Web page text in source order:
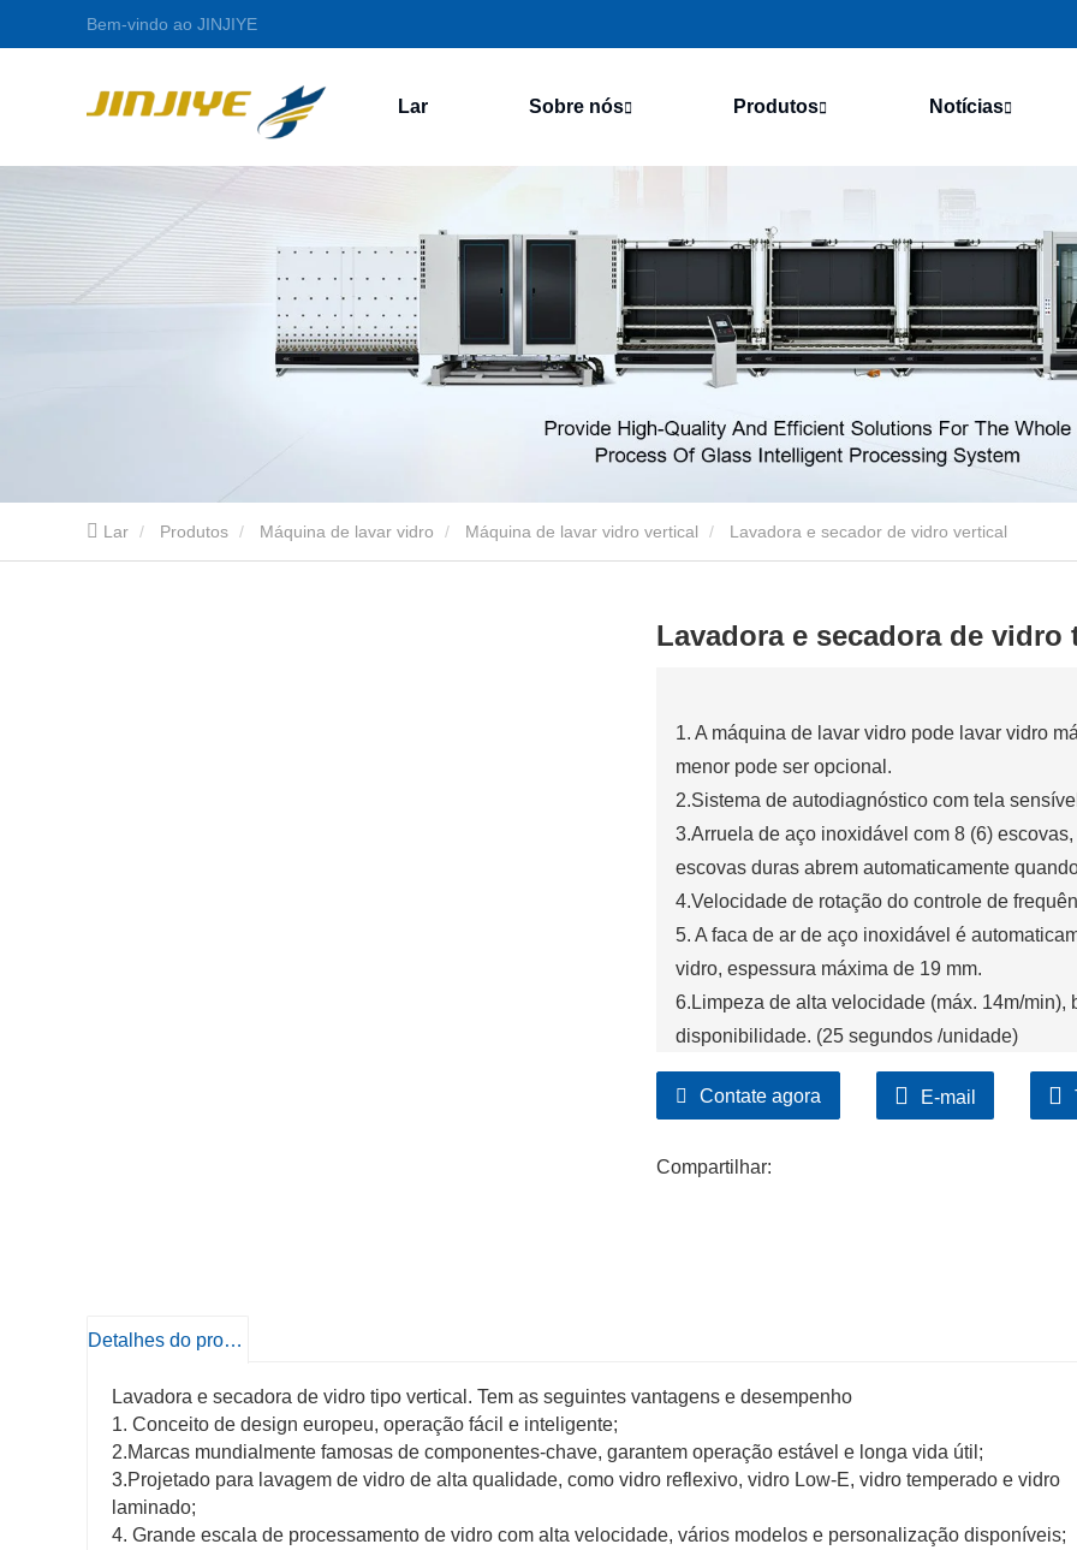
Bem-vindo ao JINJIYE
Lar Sobre nós Produtos Notícias
Lar Produtos Máquina de lavar vidro Máquina de lavar vidro vertical Lavadora e secador de vidro vertical
Lavadora e secadora de vidro
1. A máquina de lavar vidro pode lavar vidro
menor pode ser opcional.
2.Sistema de autodiagnóstico com tela
3.Arruela de aço inoxidável com 8 (6)
escovas duras abrem automaticamente
4.Velocidade de rotação do controle de
5. A faca de ar de aço inoxidável é
vidro, espessura máxima de 19 mm.
6.Limpeza de alta velocidade (máx. 14m/min),
disponibilidade. (25 segundos /unidade)
7. Detecção automática de vidro Low-E e
8.Estrutura escalonada e unidade IG de três
Contate agora E-mail
Compartilhar:
Detalhes do produto
Lavadora e secadora de vidro tipo vertical. Tem as seguintes vantagens e desempenho
1. Conceito de design europeu, operação fácil e inteligente;
2.Marcas mundialmente famosas de componentes-chave, garantem operação estável e longa vida útil;
3.Projetado para lavagem de vidro de alta qualidade, como vidro reflexivo, vidro Low-E, vidro temperado e vidro
laminado;
4. Grande escala de processamento de vidro com alta velocidade, vários modelos e personalização disponíveis;